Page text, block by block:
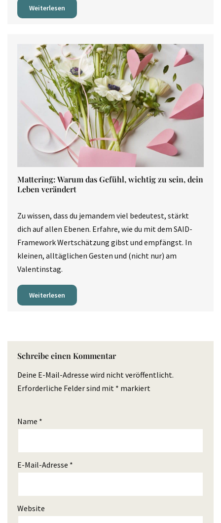
Weiterlesen
Mattering: Warum das Gefühl, wichtig zu sein, dein
Leben verändert
Zu wissen, dass du jemandem viel bedeutest, stärkt
dich auf allen Ebenen. Erfahre, wie du mit dem SAID-
Framework Wertschätzung gibst und empfängst. In
kleinen, alltäglichen Gesten und (nicht nur) am
Valentinstag.
Weiterlesen
Schreibe einen Kommentar
Deine E-Mail-Adresse wird nicht veröffentlicht.
Erforderliche Felder sind mit * markiert
Name *
E-Mail-Adresse *
Website